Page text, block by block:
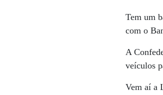
Tem um
com o
A
veículos
Vem aí a